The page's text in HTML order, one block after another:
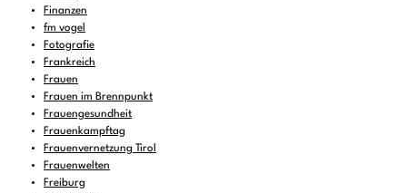
Finanzen
fm vogel
Fotografie
Frankreich
Frauen
Frauen im Brennpunkt
Frauengesundheit
Frauenkampftag
Frauenvernetzung Tirol
Frauenwelten
Freiburg